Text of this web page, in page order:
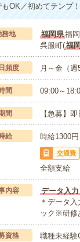
もOK／初めてテンプ
務地 福岡県福
呉服町(福
頻度 月～金（
間 09:00～
間 【急募】
給 時給1300
交通費
全額支給
内容
データ入
＊データ
ック※研修
資格
職種未経